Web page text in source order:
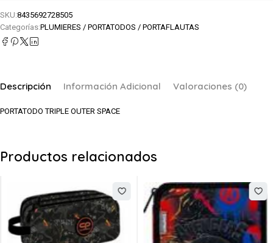
SKU:8435692728505
Categorías:PLUMIERES / PORTATODOS / PORTAFLAUTAS
Descripción Información Adicional Valoraciones (0)
PORTATODO TRIPLE OUTER SPACE
Productos relacionados